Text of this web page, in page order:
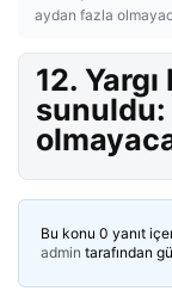
aydan fazla
12.
sunuldu:
Bu konu 0 yanıt
admin tarafından